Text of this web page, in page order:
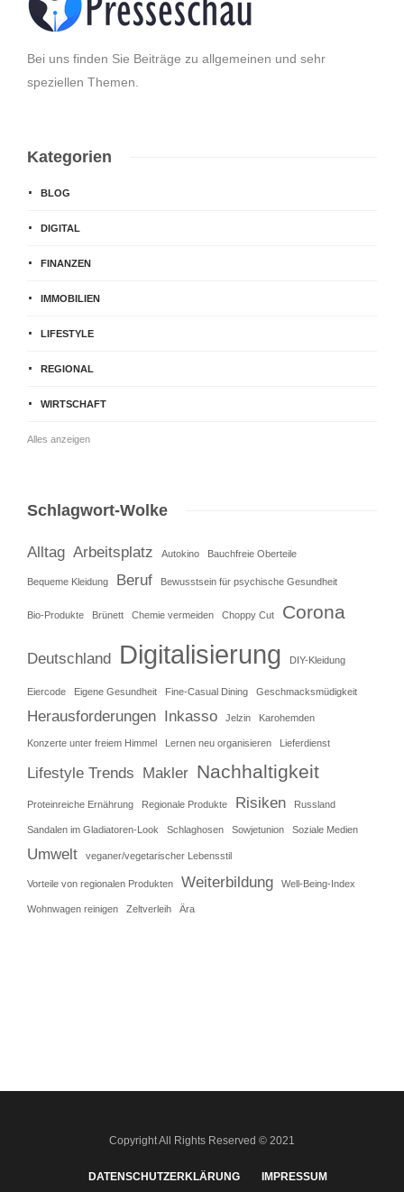
Bei uns finden Sie Beiträge zu allgemeinen und sehr
speziellen Themen.
Kategorien
BLOG
DIGITAL
FINANZEN
IMMOBILIEN
LIFESTYLE
REGIONAL
WIRTSCHAFT
Alles anzeigen
Schlagwort-Wolke
Alltag Arbeitsplatz Autokino Bauchfreie Oberteile
Bequeme Kleidung Beruf Bewusstsein für psychische Gesundheit
Bio-Produkte Brünett Chemie vermeiden Choppy Cut Corona
Deutschland Digitalisierung DIY-Kleidung
Eiercode Eigene Gesundheit Fine-Casual Dining Geschmacksmüdigkeit
Herausforderungen Inkasso Jelzin Karohemden
Konzerte unter freiem Himmel Lernen neu organisieren Lieferdienst
Lifestyle Trends Makler Nachhaltigkeit
Proteinreiche Ernährung Regionale Produkte Risiken Russland
Sandalen im Gladiatoren-Look Schlaghosen Sowjetunion Soziale Medien
Umwelt veganer/vegetarischer Lebensstil
Vorteile von regionalen Produkten Weiterbildung Well-Being-Index
Wohnwagen reinigen Zeltverleih Ära
Copyright All Rights Reserved © 2021
DATENSCHUTZERKLÄRUNG IMPRESSUM